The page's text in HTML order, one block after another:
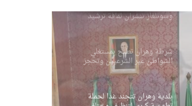
شرطة وهران تطيح بمستغلي
الشواطئ غير الشرعيين وتحجز
عشرات الكراسي والطاولات
والشمسيات
بلدية وهران تتجند غدا لحملة
تطوعية كبرى لتنظيف مختلف
المندوبيات